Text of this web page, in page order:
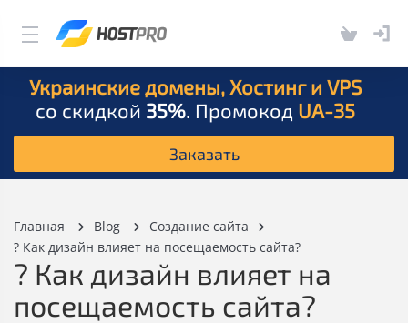
Украинские домены, Хостинг и VPS
со скидкой 35%. Промокод UA-35
Заказать
Главная Blog
Создание сайта
? Как дизайн влияет на посещаемость сайта?
? Как дизайн влияет на
посещаемость сайта?